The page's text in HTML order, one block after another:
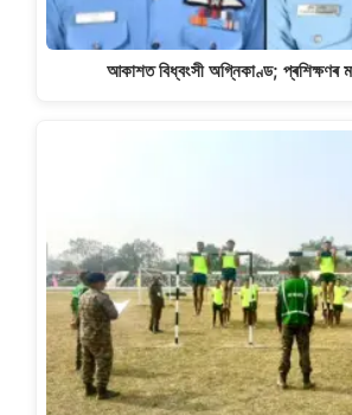
আকাশত বিধ্বংসী অগ্নিকাণ্ড; প্ৰশিক্ষণৰ